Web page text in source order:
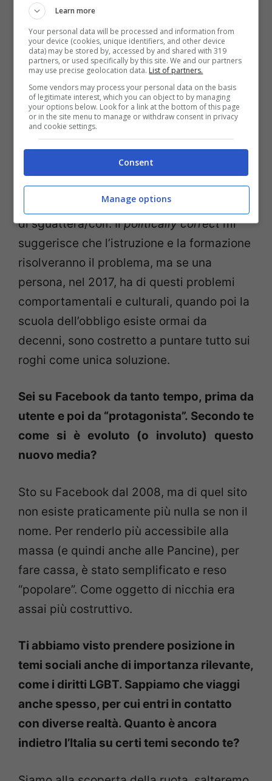
fuori dai social network. Tu che le conosci
bene, puoi tracciarci un loro ritratto?
Come si riconoscono e soprattutto: come
si sconfiggono?
Bigotte, maschiliste, ignoranti, cafone,
omofobe e superstiziose. Questo è un mini
ritratto delle Mamme Pancine. Donne che
vivono per partorire figli che svezzeranno
quando avranno trent’anni e che
scambiano il ruolo della moglie con quello
di sguattera/colf. Ilpolitically correctmi
suggerisce che l’istruzione e la formazione
risolveranno il problema, ma se una
persona, nel 2017, ha di questi problemi
comportamentali e culturali, quando poi la
scuola dell’obbligo esiste ormai da
decenni, sono costretto a puntare tutto sui
roghi come unica soluzione.
Sei su Facebook da tanto tempo, prima da
utente e poi da “protagonista”. Secondo te
come si è evoluto (o involuto) questo
nuovo media?
Sto su Facebook dal 2008, ma di quel sito
non esiste praticamente più nulla se non il
nome. Per renderlo più accessibile alla
massa (e quindi anche alle Pancine), per
fare cassa, è stato semplificato e reso
“popolare”. Come oggetto di nicchia era
assai più costruttivo.
Ti abbiamo visto prendere posizione in
temi sociali anche di importanza rilevante,
come i diritti LGBT. Sappiamo che viaggi
anche spesso, per cui entri in contatto
con diverse realtà. Quanto è ancora
indietro l’Italia su certi temi secondo te?
Learn more
Your personal data will be processed and information from
your device (cookies, unique identifiers, and other device
data) may be stored by, accessed by and shared with 319
partners, or used specifically by this site. We and our partners
may use precise geolocation data. List of partners.
Some vendors may process your personal data on the basis
of legitimate interest, which you can object to by managing
your options below. Look for a link at the bottom of this page
or in the site menu to manage or withdraw consent in privacy
and cookie settings.
Consent
Manage options